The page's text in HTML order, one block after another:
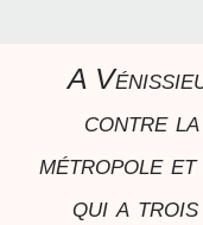
A
contre
métropole
qui a trois